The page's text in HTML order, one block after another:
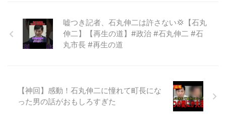
嘘つき記者、石丸伸二は許さない💢【石丸
伸二】【再生の道】#政治 #石丸伸二 #石
丸市長 #再生の道
【神回】感動！石丸伸二に憧れて町長にな
った男の話がおもしろすぎた